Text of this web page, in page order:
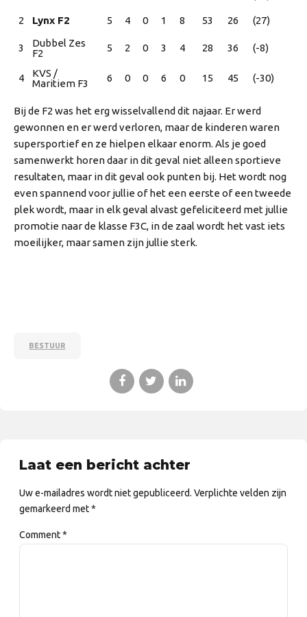
2 Lynx F2 5 4 0 1 8 53 26 (27)
3
Dubbel Zes
F2
5 2 0 3 4 28 36 (-8)
4
KVS /
Maritiem F3
6 0 0 6 0 15 45 (-30)
Bij de F2 was het erg wisselvallend dit najaar. Er werd
gewonnen en er werd verloren, maar de kinderen waren
supersportief en ze hielpen elkaar enorm. Als je goed
samenwerkt horen daar in dit geval niet alleen sportieve
resultaten, maar in dit geval ook punten bij. Het wordt nog
even spannend voor jullie of het een eerste of een tweede
plek wordt, maar in elk geval alvast gefeliciteerd met jullie
promotie naar de klasse F3C, in de zaal wordt het vast iets
moeilijker, maar samen zijn jullie sterk.
BESTUUR
Laat een bericht achter
Uw e-mailadres wordt niet gepubliceerd. Verplichte velden zijn
gemarkeerd met *
Comment*